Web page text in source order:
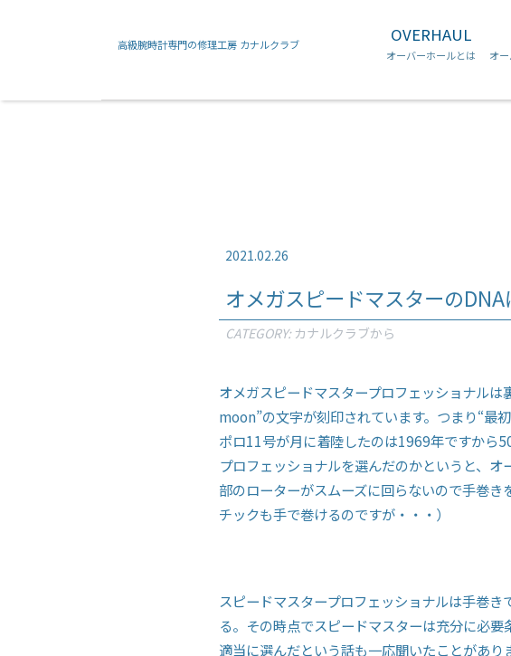
高級腕時計専門の修理工房 カナルクラブ OVERHAUL
オーバーホールとは オ
フランクミュラー カルティエ チュードル
2021.02.26
オメガスピードマスターのDNA
CATEGORY: カナルクラブから
オメガスピードマスタープロフェッショナル
moon”の文字が刻印されています。つまり“最
ポロ11号が月に着陸したのは1969年ですから
プロフェッショナルを選んだのかというと、
部のローターがスムーズに回らないので手巻
チックも手で巻けるのですが・・・）
スピードマスタープロフェッショナルは手巻
る。その時点でスピードマスターは充分に必
適当に選んだという話も一応聞いたことがあ